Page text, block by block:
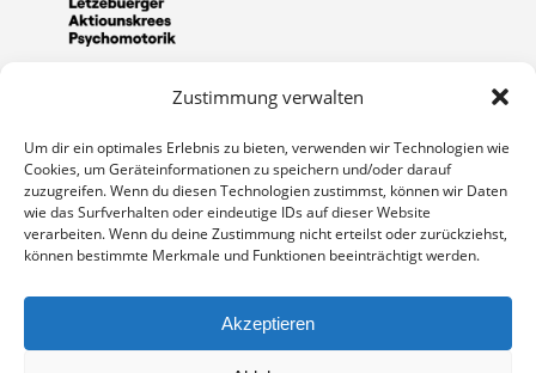
Zustimmung verwalten
Um dir ein optimales Erlebnis zu bieten, verwenden wir Technologien wie
Cookies, um Geräteinformationen zu speichern und/oder darauf
zuzugreifen. Wenn du diesen Technologien zustimmst, können wir Daten
wie das Surfverhalten oder eindeutige IDs auf dieser Website
verarbeiten. Wenn du deine Zustimmung nicht erteilst oder zurückziehst,
können bestimmte Merkmale und Funktionen beeinträchtigt werden.
Akzeptieren
Zuständiges Ministerium: Die Aktivitäten des SCAP sind